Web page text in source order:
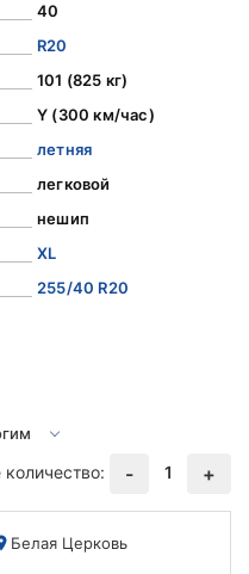
40
R20
101 (825 кг)
Y (300 км/час)
летняя
легковой
нешип
XL
255/40 R20
- 1 +
Белая Церковь